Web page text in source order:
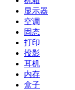
显示器
空调
固态
打印
投影
耳机
内存
盒子